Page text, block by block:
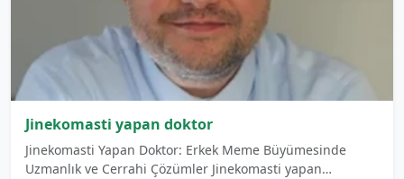
Jinekomasti yapan doktor
Jinekomasti Yapan Doktor: Erkek Meme Büyümesinde
Uzmanlık ve Cerrahi Çözümler Jinekomasti yapan…